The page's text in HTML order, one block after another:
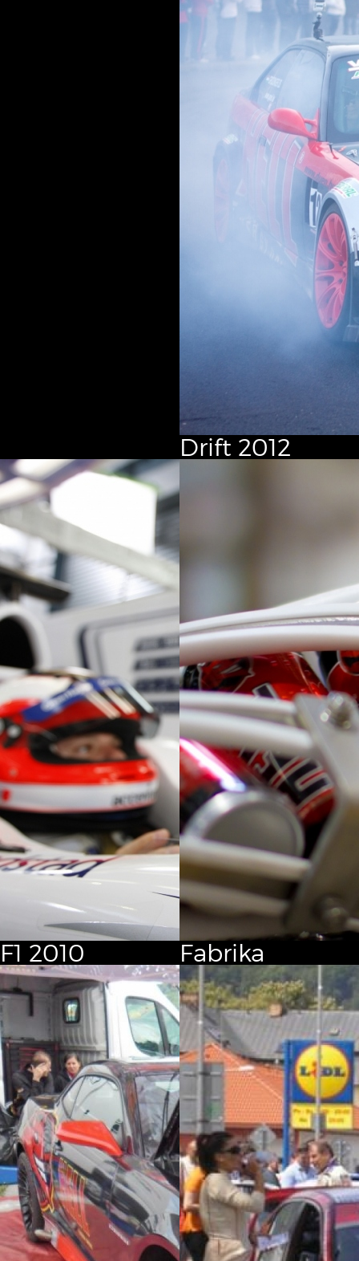
Drift 2012
F1 2010 Fabrika